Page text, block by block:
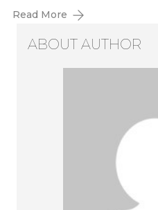
Read More
ABOUT AUTHOR